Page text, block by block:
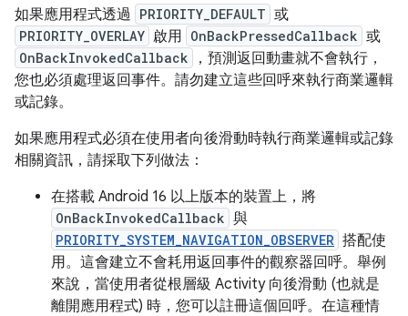
如果應用程式透過
PRIORITY_DEFAULT 或
PRIORITY_OVERLAY 啟用 OnBackPressedCallback 或
OnBackInvokedCallback
，預測返回動畫就不會執行，
您也必須處理返回事件。請勿建立這些回呼來執行商業邏輯
或記錄。
如果應用程式必須在使用者向後滑動時執行商業邏輯或記錄
相關資訊，請採取下列做法：
在搭載 Android 16 以上版本的裝置上，將
OnBackInvokedCallback 與
PRIORITY_SYSTEM_NAVIGATION_OBSERVER 搭配使
用。這會建立不會耗用返回事件的觀察器回呼。舉例
來說，當使用者從根層級 Activity 向後滑動 (也就是
離開應用程式) 時，您可以註冊這個回呼。在這種情